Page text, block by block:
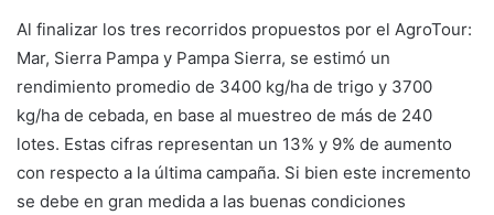
Al finalizar los tres recorridos propuestos por el AgroTour:
Mar, Sierra Pampa y Pampa Sierra, se estimó un
rendimiento promedio de 3400 kg/ha de trigo y 3700
kg/ha de cebada, en base al muestreo de más de 240
lotes. Estas cifras representan un 13% y 9% de aumento
con respecto a la última campaña. Si bien este incremento
se debe en gran medida a las buenas condiciones